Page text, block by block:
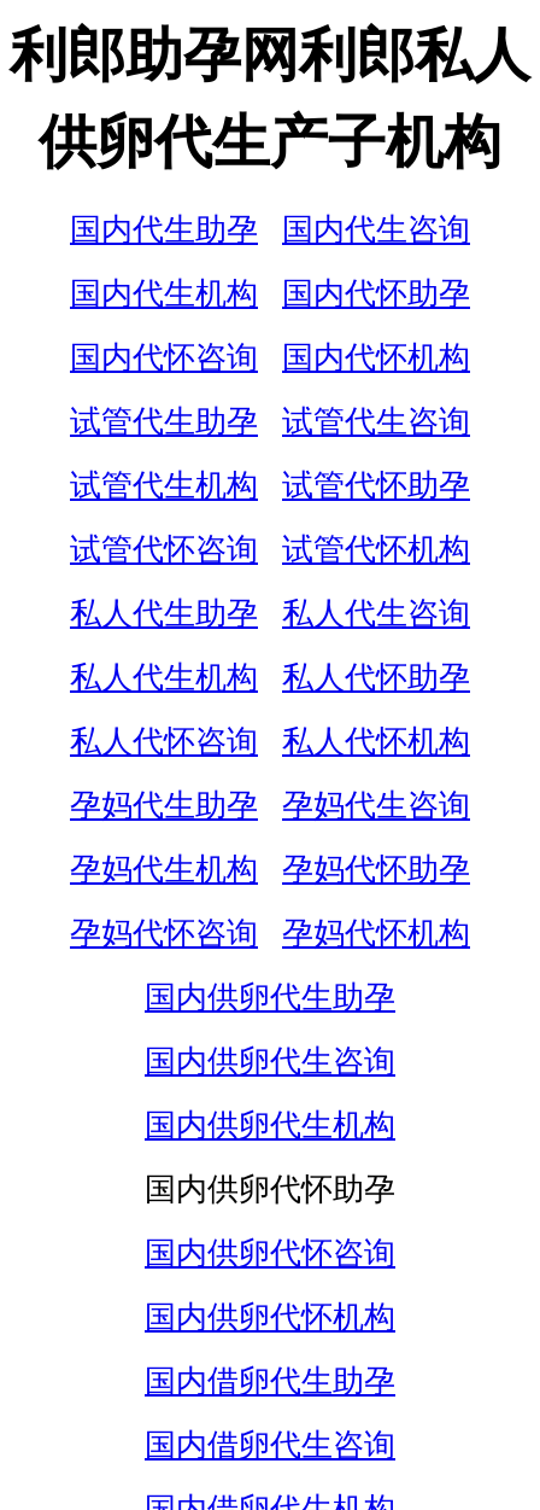
利郎助孕网利郎私人
供卵代生产子机构
国内代生助孕
国内代生咨询
国内代生机构
国内代怀助孕
国内代怀咨询
国内代怀机构
试管代生助孕
试管代生咨询
试管代生机构
试管代怀助孕
试管代怀咨询
试管代怀机构
私人代生助孕
私人代生咨询
私人代生机构
私人代怀助孕
私人代怀咨询
私人代怀机构
孕妈代生助孕
孕妈代生咨询
孕妈代生机构
孕妈代怀助孕
孕妈代怀咨询
孕妈代怀机构
国内供卵代生助孕
国内供卵代生咨询
国内供卵代生机构
国内供卵代怀助孕
国内供卵代怀咨询
国内供卵代怀机构
国内借卵代生助孕
国内借卵代生咨询